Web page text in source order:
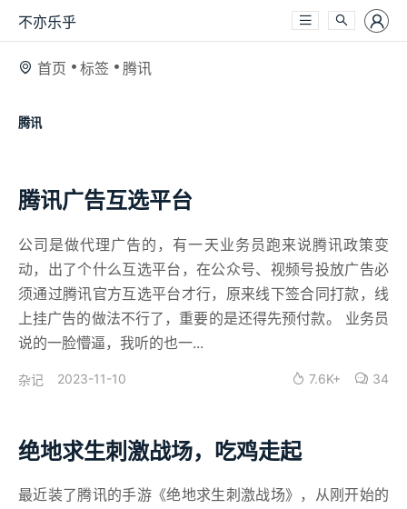
不亦乐乎
首页 标签 腾讯
腾讯
腾讯广告互选平台
公司是做代理广告的，有一天业务员跑来说腾讯政策变
动，出了个什么互选平台，在公众号、视频号投放广告必
须通过腾讯官方互选平台才行，原来线下签合同打款，线
上挂广告的做法不行了，重要的是还得先预付款。 业务员
说的一脸懵逼，我听的也一...
杂记 2023-11-10 7.6K+ 34
绝地求生刺激战场，吃鸡走起
最近装了腾讯的手游《绝地求生刺激战场》，从刚开始的